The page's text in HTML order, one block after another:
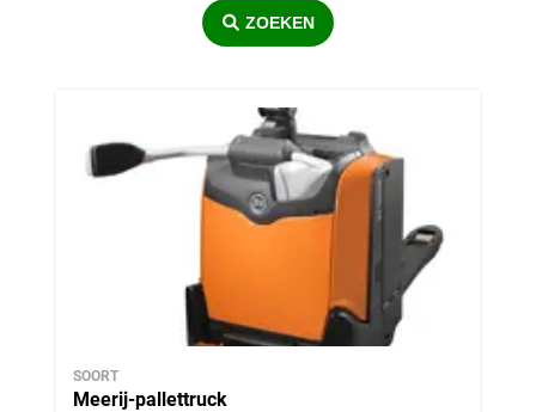
ZOEKEN
SOORT
Meerij-pallettruck